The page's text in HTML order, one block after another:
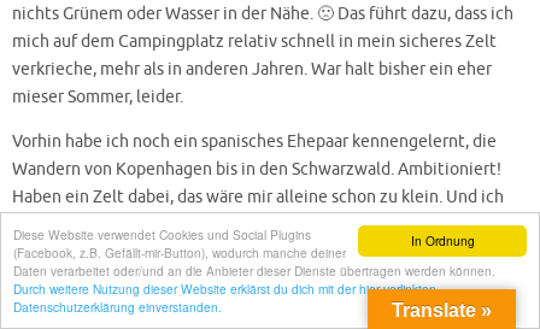
In Ordnung
Diese Website verwendet Cookies und Social Plugins
(Facebook, z.B. Gefällt-mir-Button), wodurch manche deiner
Daten verarbeitet oder/und an die Anbieter dieser Dienste übertragen werden können.
Durch weitere Nutzung dieser Website erklärst du dich mit der hier verlinkten
Datenschutzerklärung einverstanden.
nichts Grünem oder Wasser in der Nähe. 🙁 Das führt dazu, dass ich
mich auf dem Campingplatz relativ schnell in mein sicheres Zelt
verkrieche, mehr als in anderen Jahren. War halt bisher ein eher
mieser Sommer, leider.
Vorhin habe ich noch ein spanisches Ehepaar kennengelernt, die
Wandern von Kopenhagen bis in den Schwarzwald. Ambitioniert!
Haben ein Zelt dabei, das wäre mir alleine schon zu klein. Und ich
residiere hier alleine in meinem Luxus-Zwei-Personen-Zelt. 😉
Weiß jemand ein Second-Hand-Kleidungsgeschäft in Hamburg? Sie
müssten sich noch was Warmes zum Anziehen besorgen (siehe
oben, scheiß Sommer *g*), haben aber wohl kaum Geld übrig…
Translate »